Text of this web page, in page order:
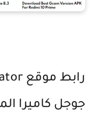
جوجل كاميرا